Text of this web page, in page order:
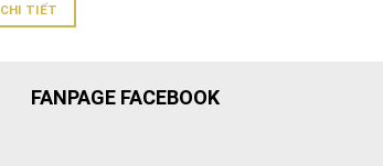
CHI TIẾT
FANPAGE FACEBOOK